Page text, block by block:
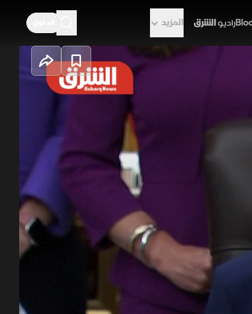
المزيد
نسمح بسلاح
العسكرية الإيرانية عن الخدمة،
المستهدفة تعرضت لدمار
ويمنع التصعيد.